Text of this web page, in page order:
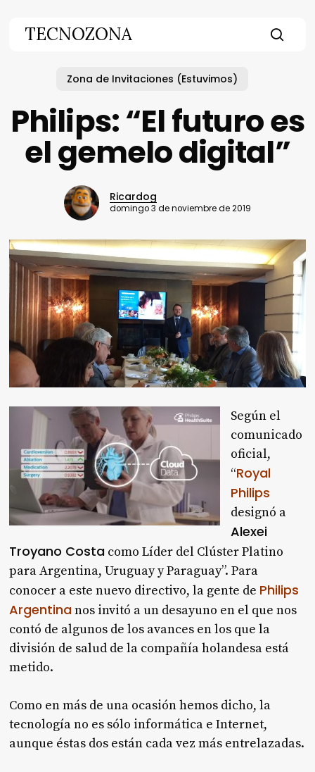
TECNOZONA
Zona de Invitaciones (Estuvimos)
Philips: “El futuro es
el gemelo digital”
Ricardog
domingo 3 de noviembre de 2019
Según el
comunicado
oficial,
“Royal
Philips
designó a
Alexei
Troyano Costa como Líder del Clúster Platino
para Argentina, Uruguay y Paraguay”. Para
conocer a este nuevo directivo, la gente de Philips
Argentinanos invitó a un desayuno en el que nos
contó de algunos de los avances en los que la
división de salud de la compañía holandesa está
metido.
Como en más de una ocasión hemos dicho, la
tecnología no es sólo informática e Internet,
aunque éstas dos están cada vez más entrelazadas.